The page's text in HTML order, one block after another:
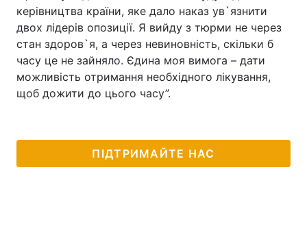
керівництва країни, яке дало наказ ув`язнити
двох лідерів опозиції. Я вийду з тюрми не через
стан здоров`я, а через невиновність, скільки б
часу це не зайняло. Єдина моя вимога – дати
можливість отримання необхідного лікування,
щоб дожити до цього часу”.
ПІДТРИМАЙТЕ НАС